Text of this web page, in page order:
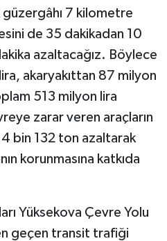
7 kilometre
de 35 dakikadan 10
azaltacağız. Böylece
akaryakıttan 87 milyon
513 milyon lira
zarar veren araçların
bin 132 ton azaltarak
korunmasına katkıda
Yüksekova Çevre Yolu
geçen transit trafiği